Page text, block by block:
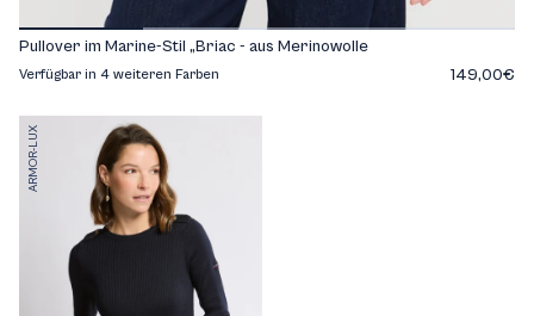
Pullover im Marine-Stil „Briac - aus Merinowolle
Verfügbar in 4 weiteren Farben 149,00€
ARMOR-LUX